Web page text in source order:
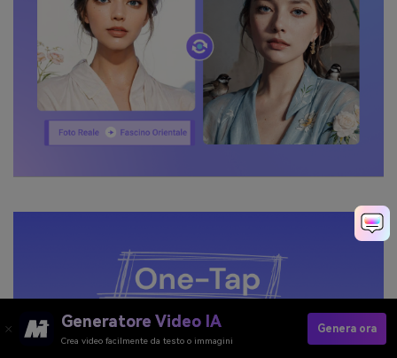
Generatore Video IA
Crea video facilmente da testo o immagini
Genera ora